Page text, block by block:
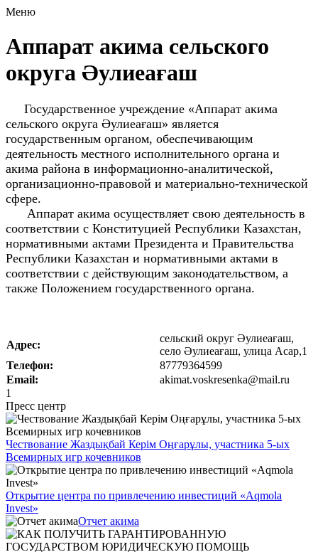
Меню
Аппарат акима сельского
округа Әулиеағаш
Государственное учреждение «Аппарат акима
сельского округа Әулиеағаш» является
государственным органом, обеспечивающим
деятельность местного исполнительного органа и
акима района в информационно-аналитической,
организационно-правовой и материально-технической
сфере.
Аппарат акима осуществляет свою деятельность в
соответствии с Конституцией Республики Казахстан,
нормативными актами Президента и Правительства
Республики Казахстан и нормативными актами в
соответствии с действующим законодательством, а
также Положением государственного органа.
Адрес:
сельский округ Әулиеағаш,
село Әулиеағаш, улица Асар,1
Телефон:
87779364599
Email:
akimat.voskresenka@mail.ru
1
Пресс центр
Чествование Жаздықбай Керім Оңғарұлы, участника 5-ых
Всемирных игр кочевников
Открытие центра по привлечению инвестиций «Aqmola
Invest»
Отчет акима